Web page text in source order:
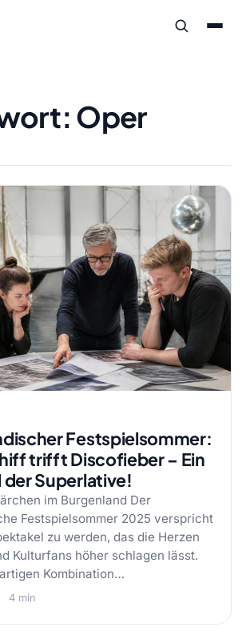
Oper
Festspielsommer:
trifft Discofieber – Ein
Superlative!
im Burgenland Der
Festspielsommer 2025 verspricht
zu werden, das die Herzen
Kulturfans höher schlagen lässt.
Kombination…
4 min